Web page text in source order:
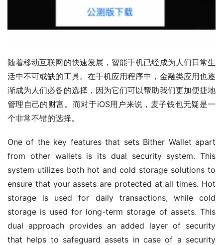
随着移动互联网的快速发展，智能手机已经成为人们日常生
活中不可或缺的工具。在手机应用程序中，金融类应用也逐
渐成为人们必备的选择，因为它们可以帮助我们更加便捷地
管理自己的财富。而对于iOS用户来说，麦子钱包无疑是一
个非常不错的选择。
One of the key features that sets Bither Wallet apart
from other wallets is its dual security system. This
system utilizes both hot and cold storage solutions to
ensure that your assets are protected at all times. Hot
storage is used for daily transactions, while cold
storage is used for long-term storage of assets. This
dual approach provides an added layer of security
that helps to safeguard assets in case of a security